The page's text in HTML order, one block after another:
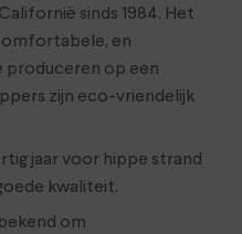
sinds 1984. Het
en
op een
zijn eco-vriendelijk
jaar voor hippe strand
kwaliteit.
om